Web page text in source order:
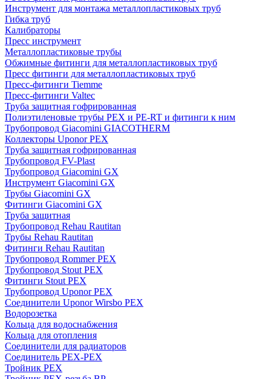
Инструмент для монтажа металлопластиковых труб
Гибка труб
Калибраторы
Пресс инструмент
Металлопластиковые трубы
Обжимные фитинги для металлопластиковых труб
Пресс фитинги для металлопластиковых труб
Пресс-фитинги Tiemme
Пресс-фитинги Valtec
Труба защитная гофрированная
Полиэтиленовые трубы PEX и PE-RT и фитинги к ним
Трубопровод Giacomini GIACOTHERM
Коллекторы Uponor PEX
Труба защитная гофрированная
Трубопровод FV-Plast
Трубопровод Giacomini GX
Инструмент Giacomini GX
Трубы Giacomini GX
Фитинги Giacomini GX
Труба защитная
Трубопровод Rehau Rautitan
Трубы Rehau Rautitan
Фитинги Rehau Rautitan
Трубопровод Rommer PEX
Трубопровод Stout PEX
Фитинги Stout PEX
Трубопровод Uponor PEX
Соединители Uponor Wirsbo PEX
Водорозетка
Кольца для водоснабжения
Кольца для отопления
Соединители для радиаторов
Соединитель PEX-PEX
Тройник PEX